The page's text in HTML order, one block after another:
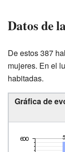
Datos de
De estos 387
mujeres. En el
habitadas.
Gráfica de